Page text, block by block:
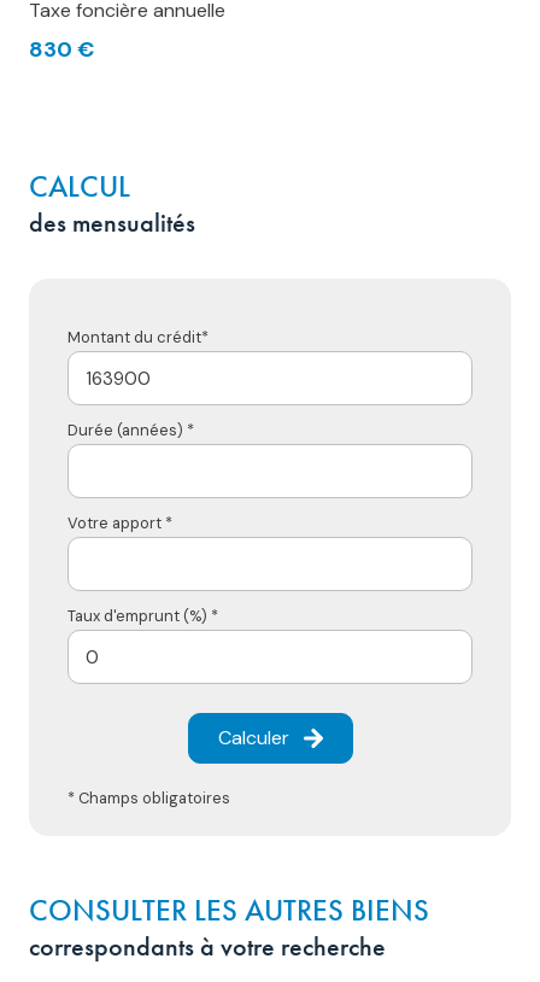
Taxe foncière annuelle
830 €
CALCUL
des mensualités
Montant du crédit*
Durée (années) *
Votre apport *
Taux d'emprunt (%) *
Calculer
* Champs obligatoires
CONSULTER LES AUTRES BIENS
correspondants à votre recherche